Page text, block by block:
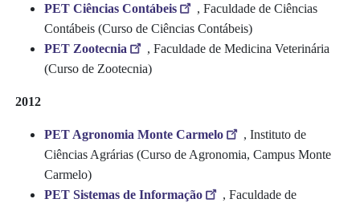
PET Ciências Contábeis
, Faculdade de Ciências
Contábeis (Curso de Ciências Contábeis)
PET Zootecnia
, Faculdade de Medicina Veterinária
(Curso de Zootecnia)
2012
PET Agronomia Monte Carmelo
, Instituto de
Ciências Agrárias (Curso de Agronomia, Campus Monte
Carmelo)
PET Sistemas de Informação
, Faculdade de